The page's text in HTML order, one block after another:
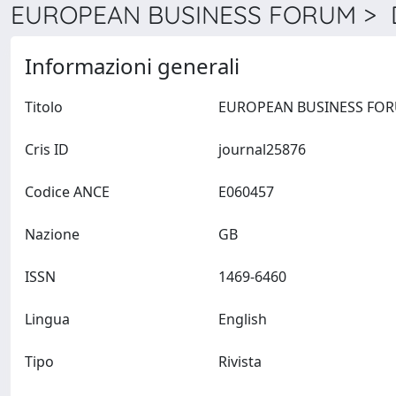
EUROPEAN BUSINESS FORUM
Informazioni generali
Titolo
Cris ID
Codice ANCE
Nazione
ISSN
Lingua
Tipo Rivista